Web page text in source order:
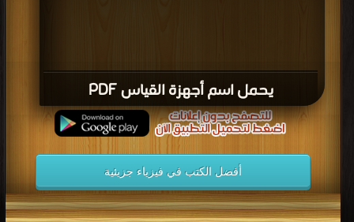
يحمل اسم أجهزة القياس PDF
أفضل الكتب في فيزياء جزيئية